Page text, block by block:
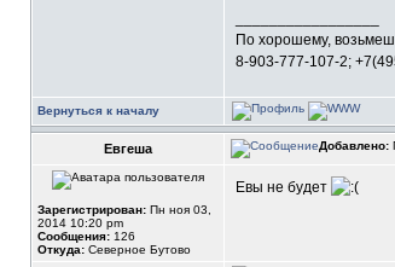
По хорошему,
8-903-777-107-2;
Вернуться к началу
Евгеша Добавлено:
Зарегистрирован: Пн ноя 03,
2014 10:20 pm
Сообщения: 126
Откуда: Северное Бутово
Евы не будет